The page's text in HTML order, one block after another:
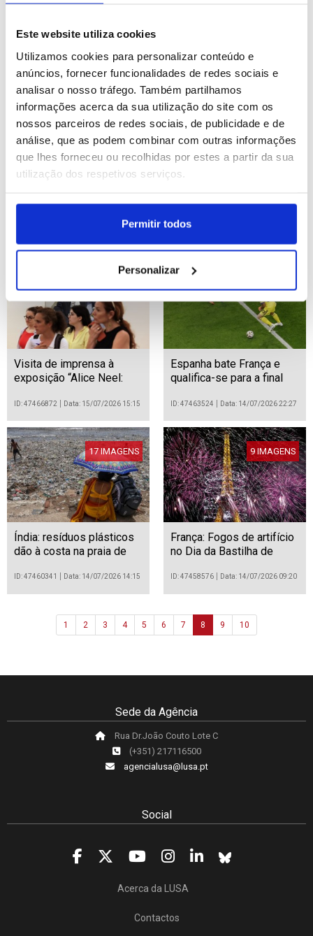
Este website utiliza cookies
Utilizamos cookies para personalizar conteúdo e
anúncios, fornecer funcionalidades de redes sociais e
analisar o nosso tráfego. Também partilhamos
informações acerca da sua utilização do site com os
nossos parceiros de redes sociais, de publicidade e de
análise, que as podem combinar com outras informações
que lhes forneceu ou recolhidas por estes a partir da sua
utilização dos respetivos serviços.
Permitir todos
Personalizar
por 2-1 em jogo do
2026
ID: 47469328 Data: 15/07/2026 22:20 ID: 47469060 Data: 15/07/2026 21:13
16 IMAGENS
Desembarque da
Normandia ao Património
Data: 15/07/2026 18:29
12 IMAGENS
em Yangon
ID: 47468053
Visita de imprensa à
exposição “Alice Neel:
Museu de Arte
Contemporânea de
Serralves, no Porto
ID: 47466872 Data: 15/07/2026 15:15
Espanha bate França e
qualifica-se para a final
ID: 47463524 Data: 14/07/2026 22:27
17 IMAGENS
Índia: resíduos plásticos
dão à costa na praia de
monções
ID: 47460341 Data: 14/07/2026 14:15
9 IMAGENS
França: Fogos de artifício
no Dia da Bastilha de
ID: 47458576 Data: 14/07/2026 09:20
1 2 3 4 5 6 7 8 9 10
Sede da Agência
Rua Dr.João Couto Lote C
(+351) 217116500
agencialusa@lusa.pt
Social
Acerca da LUSA
Contactos